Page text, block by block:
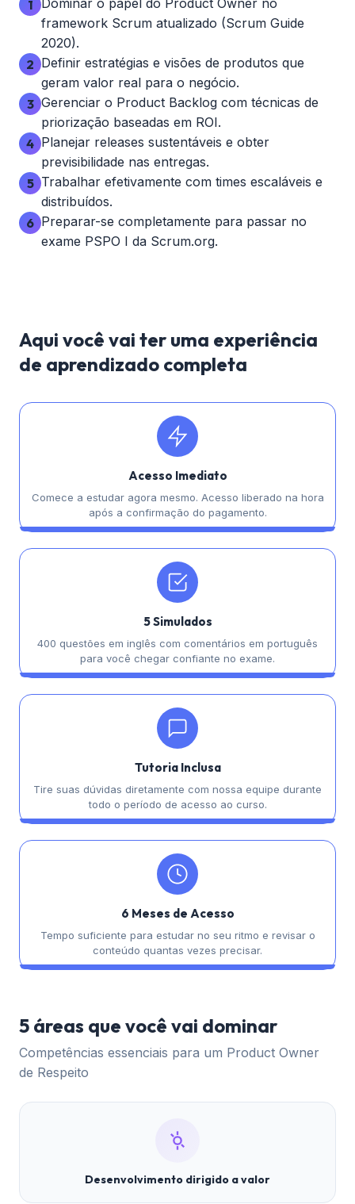
1
Dominar o papel do Product Owner no
framework Scrum atualizado (Scrum Guide
2020).
2 Definir estratégias e visões de produtos que
geram valor real para o negócio.
3 Gerenciar o Product Backlog com técnicas de
priorização baseadas em ROI.
4 Planejar releases sustentáveis e obter
previsibilidade nas entregas.
5 Trabalhar efetivamente com times escaláveis e
distribuídos.
6 Preparar-se completamente para passar no
exame PSPO I da Scrum.org.
Aqui você vai ter uma experiência
de aprendizado completa
Acesso Imediato
Comece a estudar agora mesmo. Acesso liberado na hora
após a confirmação do pagamento.
5 Simulados
400 questões em inglês com comentários em português
para você chegar confiante no exame.
Tutoria Inclusa
Tire suas dúvidas diretamente com nossa equipe durante
todo o período de acesso ao curso.
6 Meses de Acesso
Tempo suficiente para estudar no seu ritmo e revisar o
conteúdo quantas vezes precisar.
5 áreas que você vai dominar
Competências essenciais para um Product Owner
de Respeito
Desenvolvimento dirigido a valor